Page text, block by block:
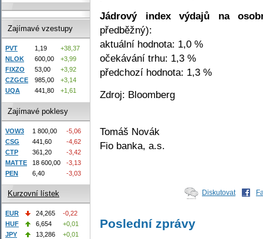
Jádrový index výdajů na
předběžný):
aktuální hodnota: 1,0 %
očekávání trhu: 1,3 %
předchozí hodnota: 1,3 %
Zdroj: Bloomberg
Tomáš Novák
Fio banka, a.s.
Diskutovat
Poslední zprávy
Zajímavé vzestupy
PVT 1,19
+38,37
NLOK
600,00
+3,99
FIXZO
53,00
+3,92
CZGCE
985,00
+3,14
UQA
441,80 +1,61
Zajímavé poklesy
VOW3 1 800,00
-5,06
CSG
441,60
-4,62
CTP
361,20
-3,42
MATTE
18 600,00
-3,13
PEN
6,40 -3,03
Kurzovní lístek
EUR 24,265
-0,22
HUF
6,654
+0,01
JPY
13,286
+0,01